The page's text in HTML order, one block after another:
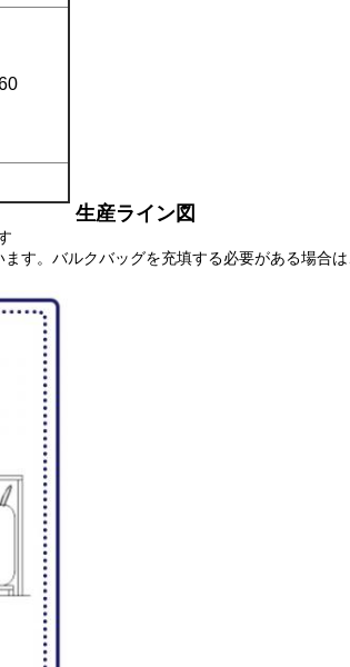
生産ライン図
す。バルクバッグを充填する必要がある場合